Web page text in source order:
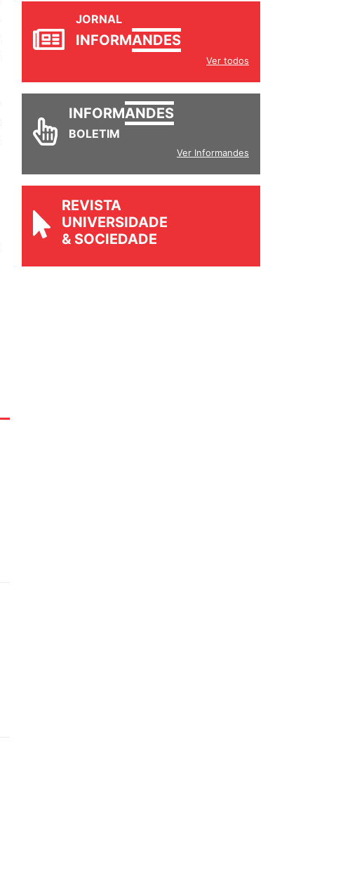
JORNAL
INFORMANDES
Ver todos
INFORMANDES
BOLETIM
Ver Informandes
REVISTA
UNIVERSIDADE
& SOCIEDADE